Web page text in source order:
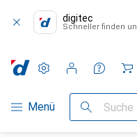
digitec
Schneller finden
Navigation nach Kategorien
Menü Suche
Einstellungen
Kundenkonto
Vergleichslisten
Merklisten
Warenkorb